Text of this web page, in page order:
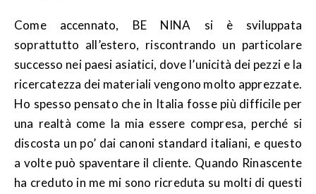
Come accennato, BE NINA si è sviluppata
soprattutto all’estero, riscontrando un particolare
successo nei paesi asiatici, dove l’unicità dei pezzi e la
ricercatezza dei materiali vengono molto apprezzate.
Ho spesso pensato che in Italia fosse più difficile per
una realtà come la mia essere compresa, perché si
discosta un po’ dai canoni standard italiani, e questo
a volte può spaventare il cliente. Quando Rinascente
ha creduto in me mi sono ricreduta su molti di questi